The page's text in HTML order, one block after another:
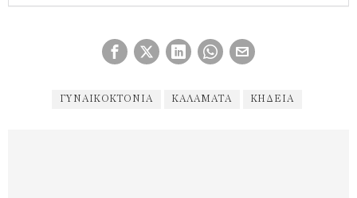
ΓΥΝΑΙΚΟΚΤΟΝΊΑ ΚΑΛΑΜΆΤΑ ΚΗΔΕΙΑ